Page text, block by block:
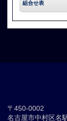
組合せ表
〒450-0002
名古屋市中村区名